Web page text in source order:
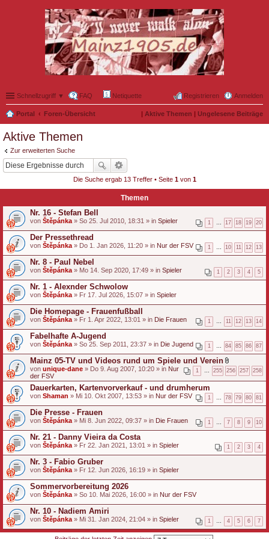
Schnellzugriff ▼ FAQ Netiquette Anmelden
Registrieren
Portal Foren-Übersicht | Aktive Themen | Ungelesene Beiträge
Aktive Themen
Zur erweiterten Suche
Die Suche ergab 13 Treffer • Seite 1von 1
Themen
Nr. 16 - Stefan Bell
1 17 18 19 20
von Štěpánka » So 25. Jul 2010, 18:31 » in Spieler
Der Pressethread
1 10 11 12 13
von Štěpánka » Do 1. Jan 2026, 11:20 » in Nur der FSV
Nr. 8 - Paul Nebel
1 2 3 4 5
von Štěpánka » Mo 14. Sep 2020, 17:49 » in Spieler
Nr. 1 - Alexnder Schwolow
von Štěpánka » Fr 17. Jul 2026, 15:07 » in Spieler
Die Homepage - Frauenfußball
1 11 12 13 14
von Štěpánka » Fr 1. Apr 2022, 13:01 » in Die Frauen
Fabelhafte A-Jugend
1 84 85 86 87
von Štěpánka » So 25. Sep 2011, 23:37 » in Die Jugend
Mainz 05-TV und Videos rund um Spiele und Verein
D
a
t
i
a
h
n
1 255 256 257 258
von unique-dane » Do 9. Aug 2007, 10:20 » in Nur
der FSV
Dauerkarten, Kartenvorverkauf - und drumherum
1 78 79 80 81
von Shaman » Mi 10. Okt 2007, 13:53 » in Nur der FSV
Die Presse - Frauen
1 7 8 9 10
von Štěpánka » Mi 8. Jun 2022, 09:37 » in Die Frauen
Nr. 21 - Danny Vieira da Costa
1 2 3 4
von Štěpánka » Fr 22. Jan 2021, 13:01 » in Spieler
Nr. 3 - Fabio Gruber
von Štěpánka » Fr 12. Jun 2026, 16:19 » in Spieler
Sommervorbereitung 2026
von Štěpánka » So 10. Mai 2026, 16:00 » in Nur der FSV
Nr. 10 - Nadiem Amiri
1 4 5 6 7
von Štěpánka » Mi 31. Jan 2024, 21:04 » in Spieler